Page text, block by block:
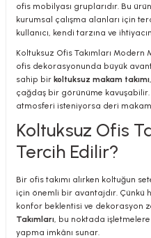
ofis mobilyası gruplarıdır. Bu
kurumsal çalışma alanları için
kullanıcı, kendi tarzına ve
Koltuksuz Ofis Takımları Modern
ofis dekorasyonunda büyük
sahip bir koltuksuz makam takımı
çağdaş bir görünüme
atmosferi isteniyorsa deri
Koltuksuz Ofis
Tercih Edilir?
Bir ofis takımı alırken koltuğun
için önemli bir avantajdır. Çünkü
konfor beklentisi ve dekorasyon
Takımları , bu noktada
yapma imkânı sunar.